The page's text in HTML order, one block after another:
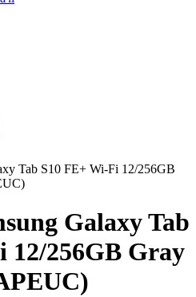
Tab S10 FE+ Wi-Fi 12/256GB
Galaxy Tab
12/256GB Gray